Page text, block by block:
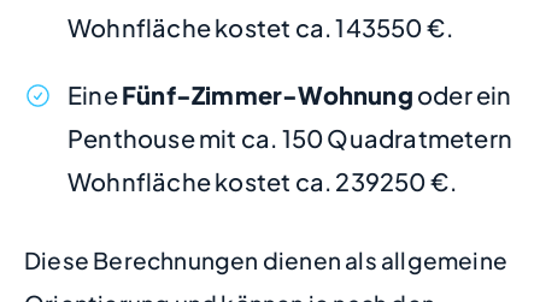
Wohnfläche kostet ca. 143550 €.
EineFünf-Zimmer-Wohnung oder ein
Penthouse mit ca. 150 Quadratmetern
Wohnfläche kostet ca. 239250 €.
Diese Berechnungen dienen als allgemeine